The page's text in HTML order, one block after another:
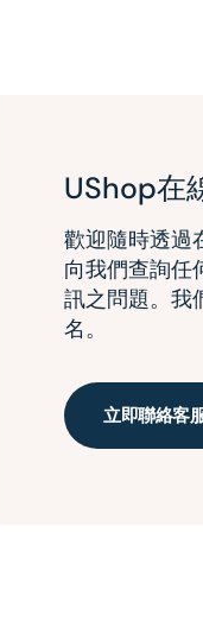
UShop在
歡迎隨時透
向我們查詢任
訊之問題。我
名。
立即聯絡客